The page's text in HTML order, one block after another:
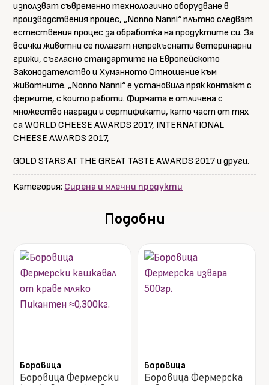
използват съвременно технологично оборудване в
производствения процес, „Nonno Nanni“ плътно следват
естествения процес за обработка на продуктите си. За
всички животни се полагат непрекъснати ветеринарни
грижи, съгласно стандартите на Европейското
Законодателство и Хуманното Отношение към
животните. „Nonno Nanni“ e установила пряк контакт с
фермите, с които работи. Фирмата е отличена с
множество награди и сертификати, като част от тях
са WORLD CHEESE AWARDS 2017, INTERNATIONAL
CHEESE AWARDS 2017,
GOLD STARS AT THE GREAT TASTE AWARDS 2017 и други.
Категория: Сирена и млечни продукти
Подобни
Боровица
Боровица Фермерски
Боровица
Боровица Фермерска